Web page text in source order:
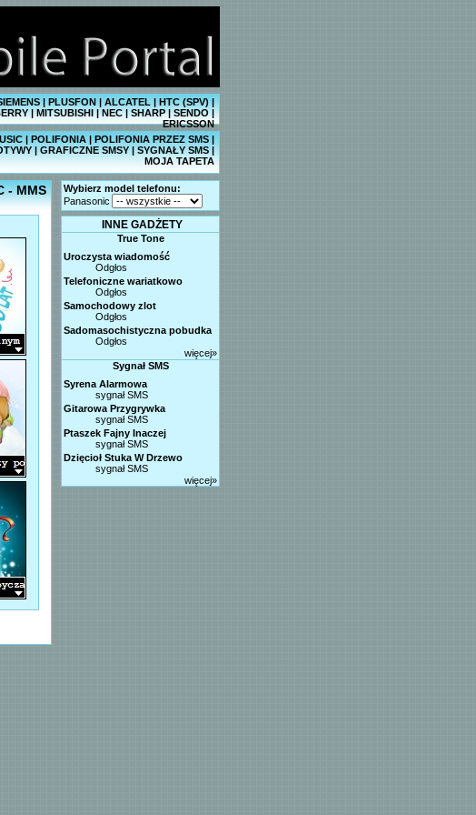
|PLUSFON|ALCATEL|HTC (SPV)|
|MITSUBISHI|NEC|SHARP|SENDO|
ERICSSON
| POLIFONIA | POLIFONIA PRZEZ SMS |
|GRAFICZNE SMSY|SYGNAŁY SMS|
MOJA TAPETA
- MMS
Wybierz model telefonu:
Panasonic
INNE GADŻETY
True Tone
Uroczysta wiadomość
Odgłos
Telefoniczne wariatkowo
Odgłos
Samochodowy zlot
Odgłos
Sadomasochistyczna pobudka
Odgłos
więcej»
Sygnał SMS
Syrena Alarmowa
sygnał SMS
Gitarowa Przygrywka
sygnał SMS
Ptaszek Fajny Inaczej
sygnał SMS
Dzięcioł Stuka W Drzewo
sygnał SMS
więcej»